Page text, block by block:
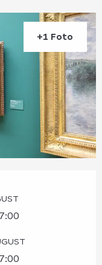
+1 Foto